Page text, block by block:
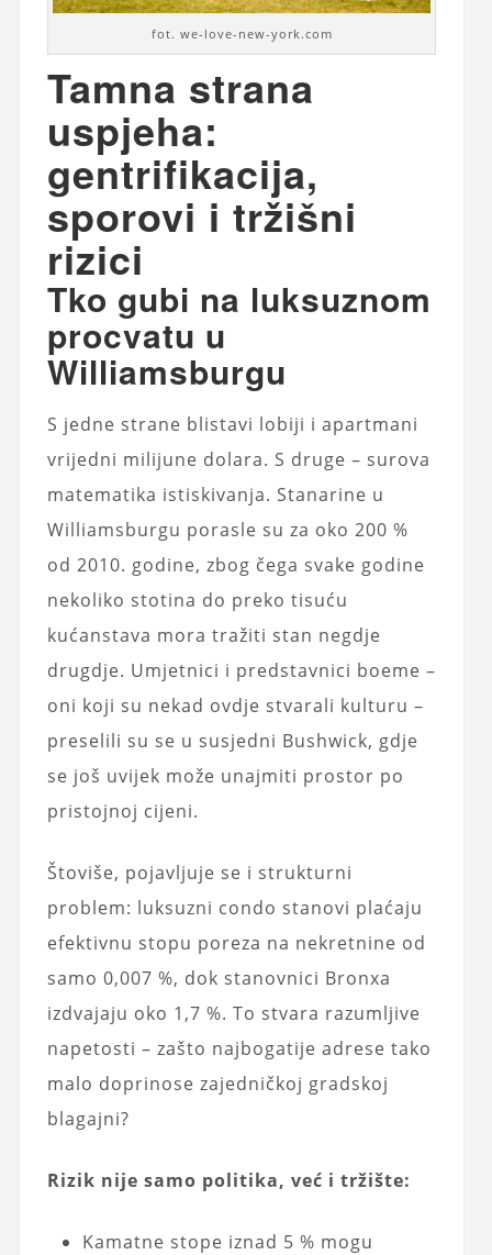
fot. we-love-new-york.com
Tamna strana
uspjeha:
gentrifikacija,
sporovi i tržišni
rizici
Tko gubi na luksuznom
procvatu u
Williamsburgu
S jedne strane blistavi lobiji i apartmani
vrijedni milijune dolara. S druge – surova
matematika istiskivanja. Stanarine u
Williamsburgu porasle su za oko 200 %
od 2010. godine, zbog čega svake godine
nekoliko stotina do preko tisuću
kućanstava mora tražiti stan negdje
drugdje. Umjetnici i predstavnici boeme –
oni koji su nekad ovdje stvarali kulturu –
preselili su se u susjedni Bushwick, gdje
se još uvijek može unajmiti prostor po
pristojnoj cijeni.
Štoviše, pojavljuje se i strukturni
problem: luksuzni condo stanovi plaćaju
efektivnu stopu poreza na nekretnine od
samo 0,007 %, dok stanovnici Bronxa
izdvajaju oko 1,7 %. To stvara razumljive
napetosti – zašto najbogatije adrese tako
malo doprinose zajedničkoj gradskoj
blagajni?
Rizik nije samo politika, već i tržište:
Kamatne stope iznad 5 % mogu